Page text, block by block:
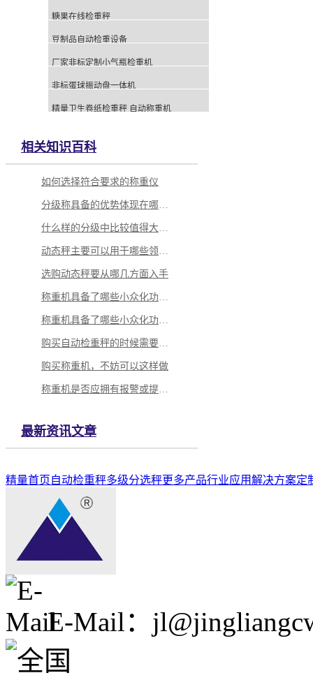
糖果在线检重秤
豆制品自动检重设备
厂家非标定制小气瓶检重机
非标蛋球振动盘一体机
精量卫生卷纸检重秤 自动称重机
相关知识百科
如何选择符合要求的称重仪
选购动态秤要从哪几方面入手
购买称重机，不妨可以这样做
最新资讯文章
精量首页自动检重秤多级分选秤更多产品行业应用解决方案定
E-Mail：